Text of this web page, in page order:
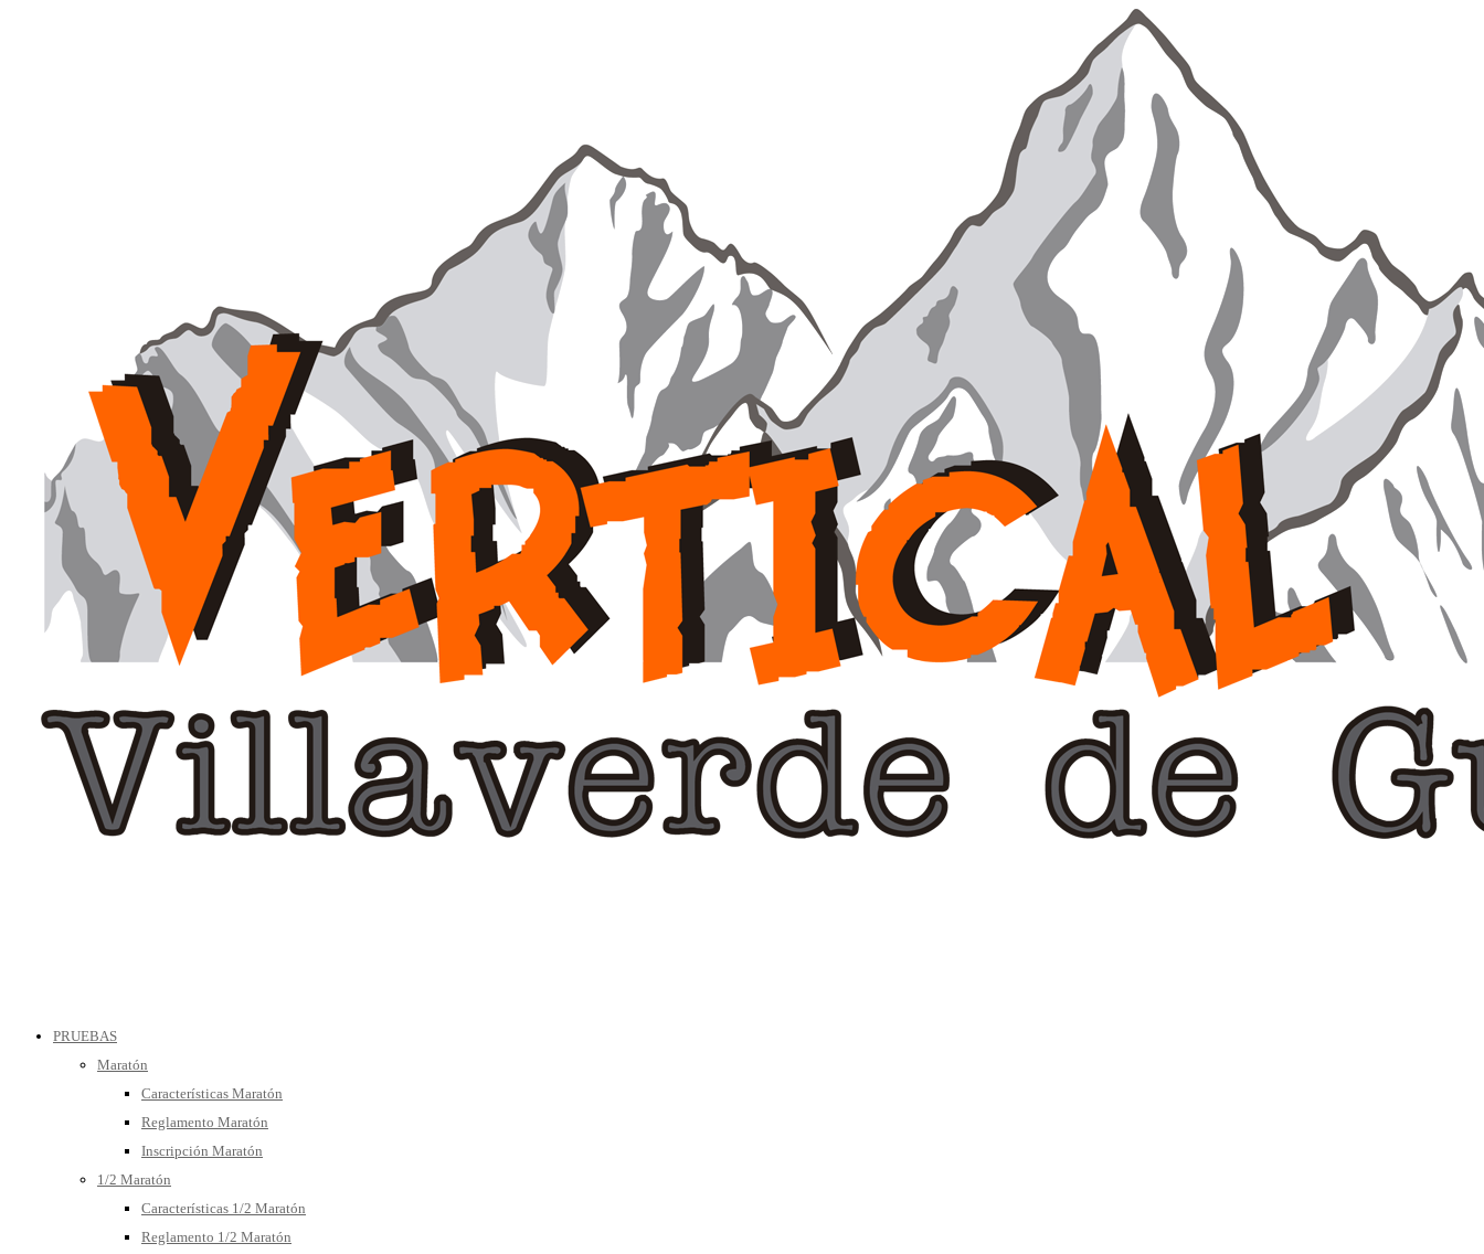
PRUEBAS
Maratón
Características Maratón
Reglamento Maratón
Inscripción Maratón
1/2 Maratón
Características 1/2 Maratón
Reglamento 1/2 Maratón